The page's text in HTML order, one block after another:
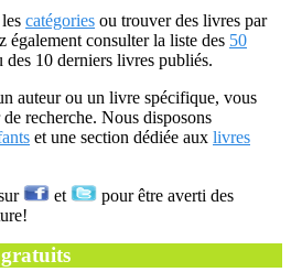
catégories ou trouver des livres par
également consulter la liste des 50
des 10 derniers livres publiés.
auteur ou un livre spécifique, vous
recherche. Nous disposons
et une section dédiée aux livres
et
pour être averti des